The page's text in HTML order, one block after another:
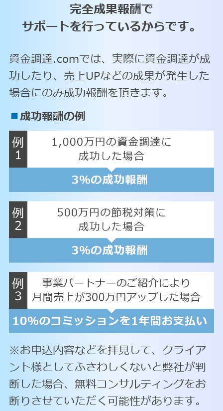
完全成果報酬で
サポートを行っているからです。
資金調達.comでは、実際に資金調達が成
功したり、売上UPなどの成果が発生した
場合にのみ成功報酬を頂きます。
■成功報酬の例
※お申込内容などを拝見して、クライア
ント様としてふさわしくないと弊社が判
断した場合、無料コンサルティングをお
断りさせていただく可能性があります。